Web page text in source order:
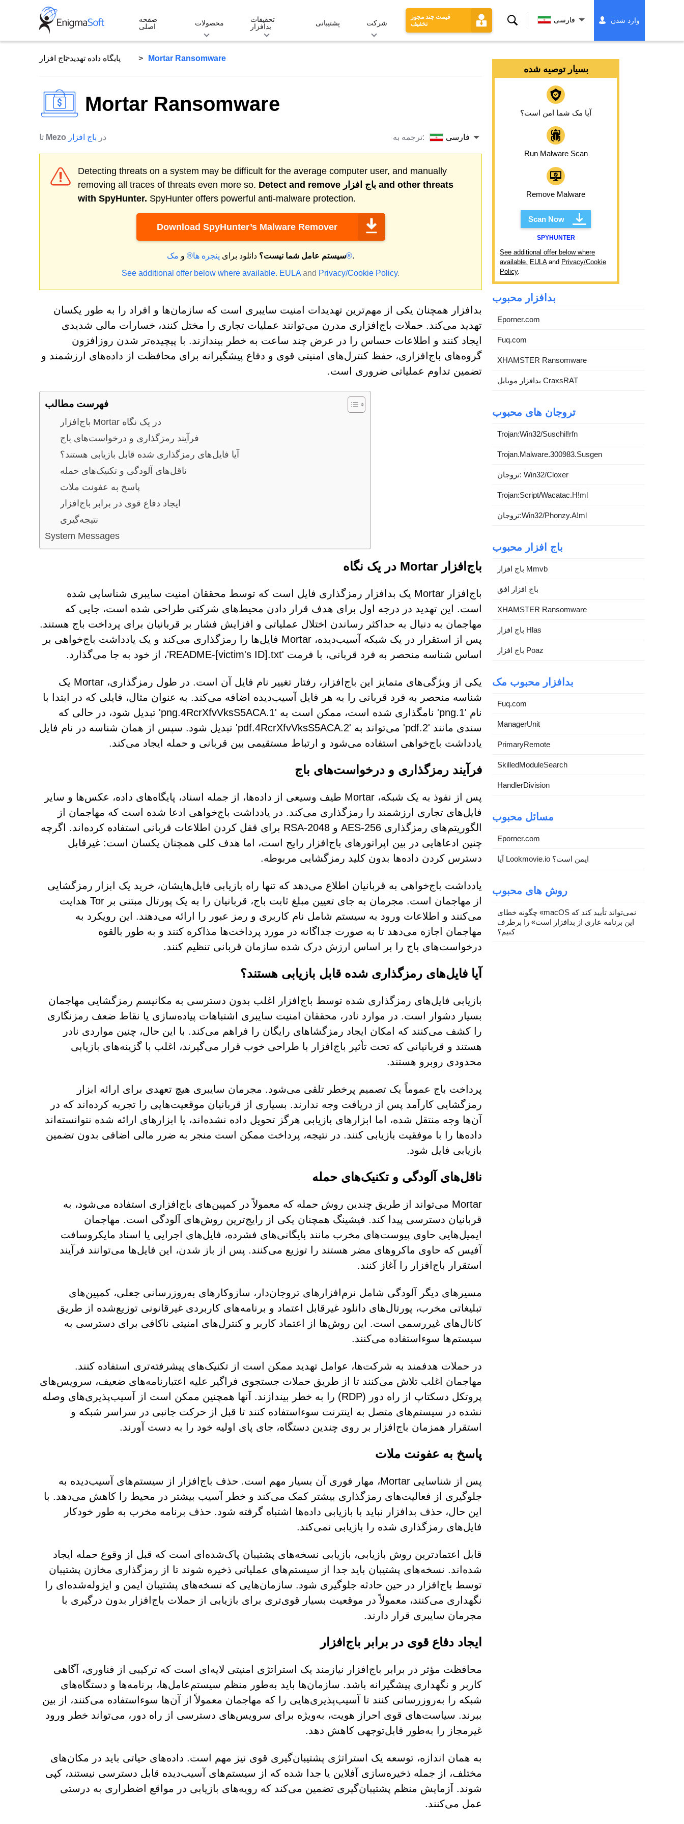
صفحه
اصلی
محصولات
تحقیقات
بدافزار
پشتیبانی شرکت
قیمت چند مجوز
تخفیف
جستجو
فارسی وارد شدن
پایگاه داده تهدید باج افزار Mortar Ransomware
Mortar Ransomware
Mezo در باج افزار ترجمه به: فارسی
Detecting threats on a system may be difficult for the average computer user, and manually
removing all traces of threats even more so. Detect and remove باج افزار and other threats
with SpyHunter. SpyHunter offers powerful anti-malware protection.
Download SpyHunter’s Malware Remover
سیستم عامل شما نیست؟ دانلود برای پنجره ها® و مک®.
See additional offer below where available. EULA and Privacy/Cookie Policy.
بدافزار همچنان یکی از مهم‌ترین تهدیدات امنیت سایبری است که سازمان‌ها و افراد را به طور یکسان
تهدید می‌کند. حملات باج‌افزاری مدرن می‌توانند عملیات تجاری را مختل کنند، خسارات مالی شدیدی
ایجاد کنند و اطلاعات حساس را در عرض چند ساعت به خطر بیندازند. با پیچیده‌تر شدن روزافزون
گروه‌های باج‌افزاری، حفظ کنترل‌های امنیتی قوی و دفاع پیشگیرانه برای محافظت از داده‌های ارزشمند و
تضمین تداوم عملیاتی ضروری است.
فهرست مطالب
باج‌افزار Mortar در یک نگاه
فرآیند رمزگذاری و درخواست‌های باج
آیا فایل‌های رمزگذاری شده قابل بازیابی هستند؟
ناقل‌های آلودگی و تکنیک‌های حمله
پاسخ به عفونت ملات
ایجاد دفاع قوی در برابر باج‌افزار
نتیجه‌گیری
System Messages
باج‌افزار Mortar در یک نگاه
باج‌افزار Mortar یک بدافزار رمزگذاری فایل است که توسط محققان امنیت سایبری شناسایی شده
است. این تهدید در درجه اول برای هدف قرار دادن محیط‌های شرکتی طراحی شده است، جایی که
مهاجمان به دنبال به حداکثر رساندن اختلال عملیاتی و افزایش فشار بر قربانیان برای پرداخت باج هستند.
پس از استقرار در یک شبکه آسیب‌دیده، Mortar فایل‌ها را رمزگذاری می‌کند و یک یادداشت باج‌خواهی بر
اساس شناسه منحصر به فرد قربانی، با فرمت 'README-[victim's ID].txt'، از خود به جا می‌گذارد.
یکی از ویژگی‌های متمایز این باج‌افزار، رفتار تغییر نام فایل آن است. در طول رمزگذاری، Mortar یک
شناسه منحصر به فرد قربانی را به هر فایل آسیب‌دیده اضافه می‌کند. به عنوان مثال، فایلی که در ابتدا با
نام '1.png' نامگذاری شده است، ممکن است به '1.png.4RcrXfvVksS5ACA' تبدیل شود، در حالی که
سندی مانند '2.pdf' می‌تواند به '2.pdf.4RcrXfvVksS5ACA' تبدیل شود. سپس از همان شناسه در نام فایل
یادداشت باج‌خواهی استفاده می‌شود و ارتباط مستقیمی بین قربانی و حمله ایجاد می‌کند.
فرآیند رمزگذاری و درخواست‌های باج
پس از نفوذ به یک شبکه، Mortar طیف وسیعی از داده‌ها، از جمله اسناد، پایگاه‌های داده، عکس‌ها و سایر
فایل‌های تجاری ارزشمند را رمزگذاری می‌کند. در یادداشت باج‌خواهی ادعا شده است که مهاجمان از
الگوریتم‌های رمزگذاری AES-256 و RSA-2048 برای قفل کردن اطلاعات قربانی استفاده کرده‌اند. اگرچه
چنین ادعاهایی در بین اپراتورهای باج‌افزار رایج است، اما هدف کلی همچنان یکسان است: غیرقابل
دسترس کردن داده‌ها بدون کلید رمزگشایی مربوطه.
یادداشت باج‌خواهی به قربانیان اطلاع می‌دهد که تنها راه بازیابی فایل‌هایشان، خرید یک ابزار رمزگشایی
از مهاجمان است. مجرمان به جای تعیین مبلغ ثابت باج، قربانیان را به یک پورتال مبتنی بر Tor هدایت
می‌کنند و اطلاعات ورود به سیستم شامل نام کاربری و رمز عبور را ارائه می‌دهند. این رویکرد به
مهاجمان اجازه می‌دهد تا به صورت جداگانه در مورد پرداخت‌ها مذاکره کنند و به طور بالقوه
درخواست‌های باج را بر اساس ارزش درک شده سازمان قربانی تنظیم کنند.
آیا فایل‌های رمزگذاری شده قابل بازیابی هستند؟
بازیابی فایل‌های رمزگذاری شده توسط باج‌افزار اغلب بدون دسترسی به مکانیسم رمزگشایی مهاجمان
بسیار دشوار است. در موارد نادر، محققان امنیت سایبری اشتباهات پیاده‌سازی یا نقاط ضعف رمزنگاری
را کشف می‌کنند که امکان ایجاد رمزگشاهای رایگان را فراهم می‌کند. با این حال، چنین مواردی نادر
هستند و قربانیانی که تحت تأثیر باج‌افزار با طراحی خوب قرار می‌گیرند، اغلب با گزینه‌های بازیابی
محدودی روبرو هستند.
پرداخت باج عموماً یک تصمیم پرخطر تلقی می‌شود. مجرمان سایبری هیچ تعهدی برای ارائه ابزار
رمزگشایی کارآمد پس از دریافت وجه ندارند. بسیاری از قربانیان موقعیت‌هایی را تجربه کرده‌اند که در
آن‌ها وجه منتقل شده، اما ابزارهای بازیابی هرگز تحویل داده نشده‌اند، یا ابزارهای ارائه شده نتوانسته‌اند
داده‌ها را با موفقیت بازیابی کنند. در نتیجه، پرداخت ممکن است منجر به ضرر مالی اضافی بدون تضمین
بازیابی فایل شود.
ناقل‌های آلودگی و تکنیک‌های حمله
Mortar می‌تواند از طریق چندین روش حمله که معمولاً در کمپین‌های باج‌افزاری استفاده می‌شود، به
قربانیان دسترسی پیدا کند. فیشینگ همچنان یکی از رایج‌ترین روش‌های آلودگی است. مهاجمان
ایمیل‌هایی حاوی پیوست‌های مخرب مانند بایگانی‌های فشرده، فایل‌های اجرایی یا اسناد مایکروسافت
آفیس که حاوی ماکروهای مضر هستند را توزیع می‌کنند. پس از باز شدن، این فایل‌ها می‌توانند فرآیند
استقرار باج‌افزار را آغاز کنند.
مسیرهای دیگر آلودگی شامل نرم‌افزارهای تروجان‌دار، سازوکارهای به‌روزرسانی جعلی، کمپین‌های
تبلیغاتی مخرب، پورتال‌های دانلود غیرقابل اعتماد و برنامه‌های کاربردی غیرقانونی توزیع‌شده از طریق
کانال‌های غیررسمی است. این روش‌ها از اعتماد کاربر و کنترل‌های امنیتی ناکافی برای دسترسی به
سیستم‌ها سوءاستفاده می‌کنند.
در حملات هدفمند به شرکت‌ها، عوامل تهدید ممکن است از تکنیک‌های پیشرفته‌تری استفاده کنند.
مهاجمان اغلب تلاش می‌کنند تا از طریق حملات جستجوی فراگیر علیه اعتبارنامه‌های ضعیف، سرویس‌های
پروتکل دسکتاپ از راه دور (RDP) را به خطر بیندازند. آنها همچنین ممکن است از آسیب‌پذیری‌های وصله
نشده در سیستم‌های متصل به اینترنت سوءاستفاده کنند تا قبل از حرکت جانبی در سراسر شبکه و
استقرار همزمان باج‌افزار بر روی چندین دستگاه، جای پای اولیه خود را به دست آورند.
پاسخ به عفونت ملات
پس از شناسایی Mortar، مهار فوری آن بسیار مهم است. حذف باج‌افزار از سیستم‌های آسیب‌دیده به
جلوگیری از فعالیت‌های رمزگذاری بیشتر کمک می‌کند و خطر آسیب بیشتر در محیط را کاهش می‌دهد. با
این حال، حذف بدافزار نباید با بازیابی داده‌ها اشتباه گرفته شود. حذف برنامه مخرب به طور خودکار
فایل‌های رمزگذاری شده را بازیابی نمی‌کند.
قابل اعتمادترین روش بازیابی، بازیابی نسخه‌های پشتیبان پاک‌شده‌ای است که قبل از وقوع حمله ایجاد
شده‌اند. نسخه‌های پشتیبان باید جدا از سیستم‌های عملیاتی ذخیره شوند تا از رمزگذاری مخازن پشتیبان
توسط باج‌افزار در حین حادثه جلوگیری شود. سازمان‌هایی که نسخه‌های پشتیبان ایمن و ایزوله‌شده‌ای را
نگهداری می‌کنند، معمولاً در موقعیت بسیار قوی‌تری برای بازیابی از حملات باج‌افزار بدون درگیری با
مجرمان سایبری قرار دارند.
ایجاد دفاع قوی در برابر باج‌افزار
محافظت مؤثر در برابر باج‌افزار نیازمند یک استراتژی امنیتی لایه‌ای است که ترکیبی از فناوری، آگاهی
کاربر و نگهداری پیشگیرانه باشد. سازمان‌ها باید به‌طور منظم سیستم‌عامل‌ها، برنامه‌ها و دستگاه‌های
شبکه را به‌روزرسانی کنند تا آسیب‌پذیری‌هایی را که مهاجمان معمولاً از آن‌ها سوءاستفاده می‌کنند، از بین
ببرند. سیاست‌های قوی احراز هویت، به‌ویژه برای سرویس‌های دسترسی از راه دور، می‌تواند خطر ورود
غیرمجاز را به‌طور قابل‌توجهی کاهش دهد.
به همان اندازه، توسعه یک استراتژی پشتیبان‌گیری قوی نیز مهم است. داده‌های حیاتی باید در مکان‌های
مختلف، از جمله ذخیره‌سازی آفلاین یا جدا شده که از سیستم‌های آسیب‌دیده قابل دسترسی نیستند، کپی
شوند. آزمایش منظم پشتیبان‌گیری تضمین می‌کند که رویه‌های بازیابی در مواقع اضطراری به درستی
عمل می‌کنند.
بسیار توصیه شده
آیا مک شما امن است؟
Run Malware Scan
Remove Malware
Scan Now
SPYHUNTER
See additional offer below where
available. EULAand Privacy/Cookie
Policy.
بدافزار محبوب
Eporner.com
Fuq.com
XHAMSTER Ransomware
بدافزار موبایل CraxsRAT
تروجان های محبوب
Trojan:Win32/Suschil!rfn
Trojan.Malware.300983.Susgen
تروجان: Win32/Cloxer
Trojan:Script/Wacatac.H!ml
تروجان:Win32/Phonzy.A!ml
باج افزار محبوب
باج افزار Mmvb
باج افزار افق
XHAMSTER Ransomware
باج افزار Hlas
باج افزار Poaz
بدافزار محبوب مک
Fuq.com
ManagerUnit
PrimaryRemote
SkilledModuleSearch
HandlerDivision
مسائل محبوب
Eporner.com
آیا Lookmovie.io ایمن است؟
روش های محبوب
چگونه خطای «macOS نمی‌تواند تأیید کند که
این برنامه عاری از بدافزار است» را برطرف
کنیم؟